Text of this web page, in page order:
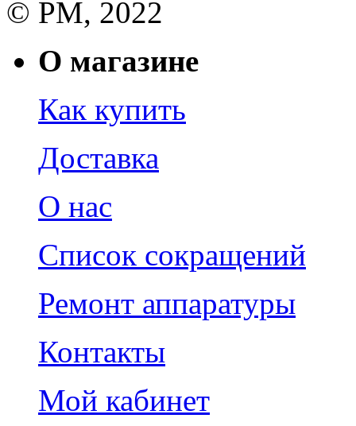
© РМ, 2022
О магазине
Как купить
Доставка
О нас
Список сокращений
Ремонт аппаратуры
Контакты
Мой кабинет